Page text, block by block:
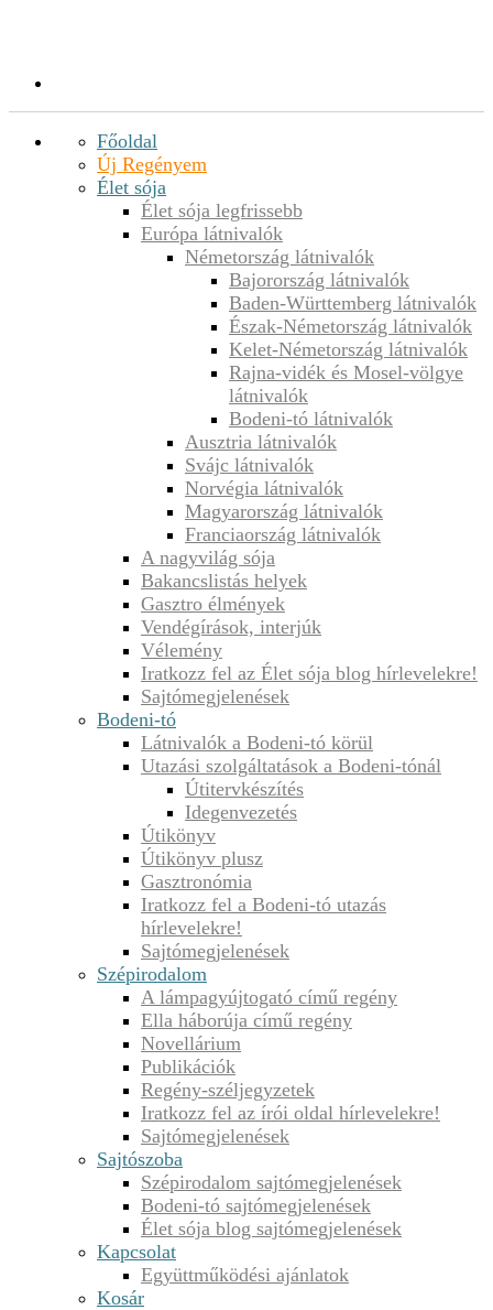
Főoldal
Új Regényem
Élet sója
Élet sója legfrissebb
Európa látnivalók
Németország látnivalók
Bajorország látnivalók
Baden-Württemberg látnivalók
Észak-Németország látnivalók
Kelet-Németország látnivalók
Rajna-vidék és Mosel-völgye
látnivalók
Bodeni-tó látnivalók
Ausztria látnivalók
Svájc látnivalók
Norvégia látnivalók
Magyarország látnivalók
Franciaország látnivalók
A nagyvilág sója
Bakancslistás helyek
Gasztro élmények
Vendégírások, interjúk
Vélemény
Iratkozz fel az Élet sója blog hírlevelekre!
Sajtómegjelenések
Bodeni-tó
Látnivalók a Bodeni-tó körül
Utazási szolgáltatások a Bodeni-tónál
Útitervkészítés
Idegenvezetés
Útikönyv
Útikönyv plusz
Gasztronómia
Iratkozz fel a Bodeni-tó utazás
hírlevelekre!
Sajtómegjelenések
Szépirodalom
A lámpagyújtogató című regény
Ella háborúja című regény
Novellárium
Publikációk
Regény-széljegyzetek
Iratkozz fel az írói oldal hírlevelekre!
Sajtómegjelenések
Sajtószoba
Szépirodalom sajtómegjelenések
Bodeni-tó sajtómegjelenések
Élet sója blog sajtómegjelenések
Kapcsolat
Együttműködési ajánlatok
Kosár